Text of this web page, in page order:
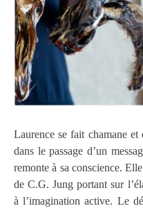
Laurence se fait chamane et
dans le passage d’un
remonte à sa conscience.
de C.G. Jung portant sur
à l’imagination active. Le